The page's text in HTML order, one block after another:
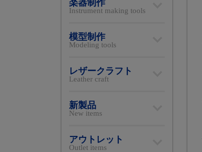
楽器制作
Instrument making tools
模型制作
Modeling tools
レザークラフト
Leather craft
新製品
New items
アウトレット
Outlet items